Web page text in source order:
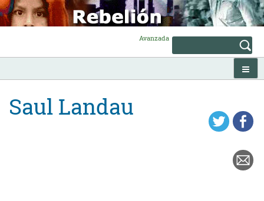
Skip
to
content
Avanzada
Saul Landau